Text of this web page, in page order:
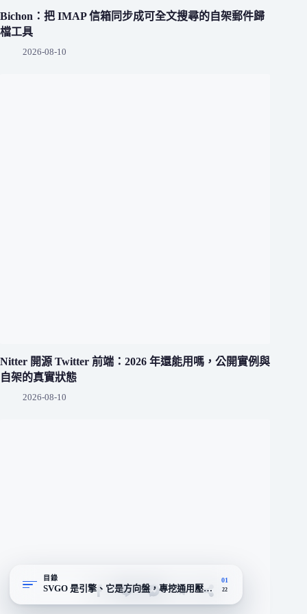
Bichon：把 IMAP 信箱同步成可全文搜尋的自架郵件歸
檔工具
2026-08-10
Nitter 開源 Twitter 前端：2026 年還能用嗎，公開實例與
自架的真實狀態
2026-08-10
目錄
SVGO 是引擎、它是方向盤，專挖通用壓縮工具碰不到的 XML 結
01
22